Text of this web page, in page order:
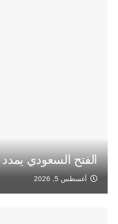
الفتح السعودي
أغسطس 5, 2026